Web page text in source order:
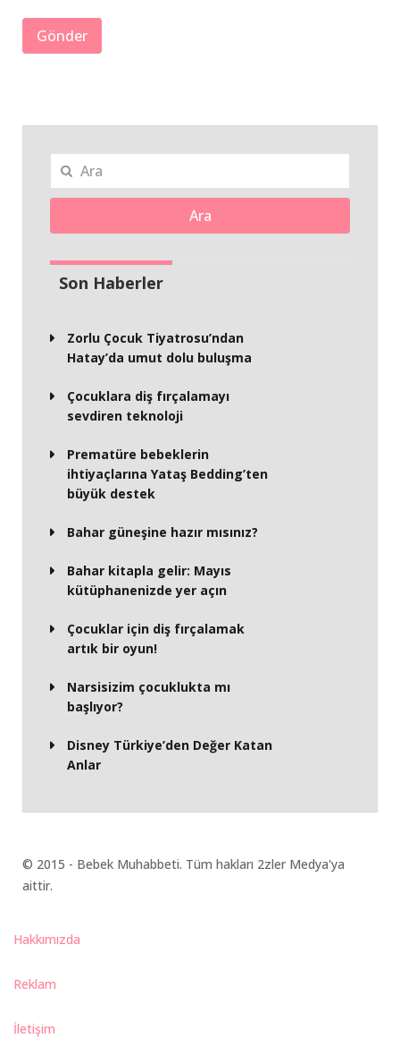
Ara
Son Haberler
Zorlu Çocuk Tiyatrosu’ndan
Hatay’da umut dolu buluşma
Çocuklara diş fırçalamayı
sevdiren teknoloji
Prematüre bebeklerin
ihtiyaçlarına Yataş Bedding’ten
büyük destek
Bahar güneşine hazır mısınız?
Bahar kitapla gelir: Mayıs
kütüphanenizde yer açın
Çocuklar için diş fırçalamak
artık bir oyun!
Narsisizim çocuklukta mı
başlıyor?
Disney Türkiye’den Değer Katan
Anlar
© 2015 - Bebek Muhabbeti. Tüm hakları 2zler Medya'ya
aittir.
Hakkımızda
Reklam
İletişim